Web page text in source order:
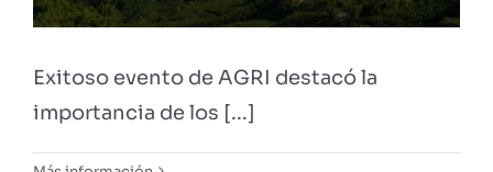
Exitoso evento de AGRI destacó la
importancia de los [...]